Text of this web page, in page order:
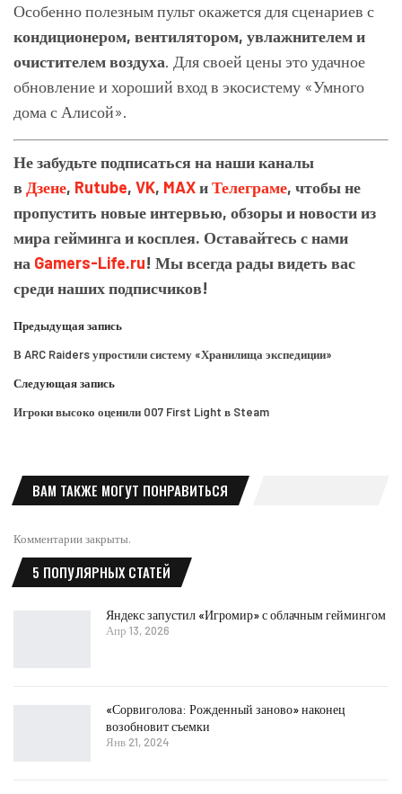
Особенно полезным пульт окажется для сценариев с
кондиционером, вентилятором, увлажнителем и
очистителем воздуха. Для своей цены это удачное
обновление и хороший вход в экосистему «Умного
дома с Алисой».
Не забудьте подписаться на наши каналы
в Дзене, Rutube, VK, MAXиТелеграме, чтобы не
пропустить новые интервью, обзоры и новости из
мира гейминга и косплея. Оставайтесь с нами
на Gamers-Life.ru! Мы всегда рады видеть вас
среди наших подписчиков!
Предыдущая запись
В ARC Raiders упростили систему «Хранилища экспедиции»
Следующая запись
Игроки высоко оценили 007 First Light в Steam
ВАМ ТАКЖЕ МОГУТ ПОНРАВИТЬСЯ
Комментарии закрыты.
5 ПОПУЛЯРНЫХ СТАТЕЙ
Яндекс запустил «Игромир» с облачным геймингом
Апр 13, 2026
«Сорвиголова: Рожденный заново» наконец
возобновит съемки
Янв 21, 2024